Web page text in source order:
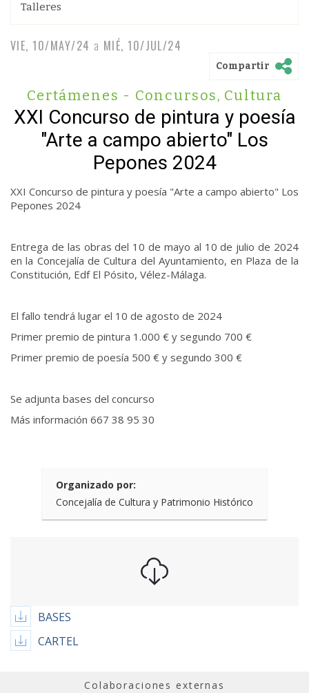
Talleres
VIE, 10/MAY/24 a MIÉ, 10/JUL/24
Compartir
Certámenes - Concursos, Cultura
XXI Concurso de pintura y poesía
"Arte a campo abierto" Los
Pepones 2024
XXI Concurso de pintura y poesía "Arte a campo abierto" Los
Pepones 2024
Entrega de las obras del 10 de mayo al 10 de julio de 2024
en la Concejalía de Cultura del Ayuntamiento, en Plaza de la
Constitución, Edf El Pósito, Vélez-Málaga.
El fallo tendrá lugar el 10 de agosto de 2024
Primer premio de pintura 1.000 € y segundo 700 €
Primer premio de poesía 500 € y segundo 300 €
Se adjunta bases del concurso
Más información 667 38 95 30
Organizado por:
Concejalía de Cultura y Patrimonio Histórico
BASES
CARTEL
Colaboraciones externas